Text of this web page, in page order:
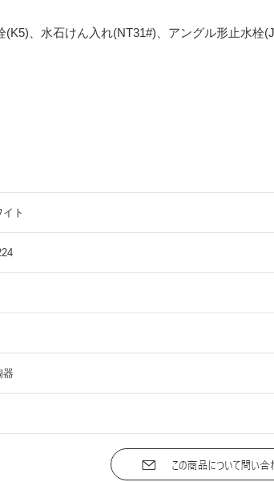
(K5)、水石けん入れ(NT31#)、アングル形止水
ト
器